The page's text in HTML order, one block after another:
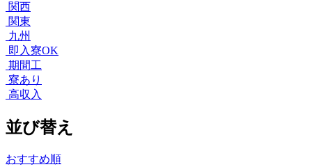
関西
関東
九州
即入寮OK
期間工
寮あり
高収入
並び替え
おすすめ順